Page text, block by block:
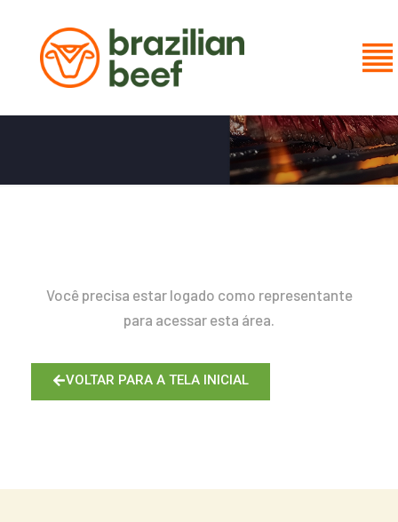
BOLETIM SEMANAL
Você precisa estar logado como representante
para acessar esta área.
VOLTAR PARA A TELA INICIAL